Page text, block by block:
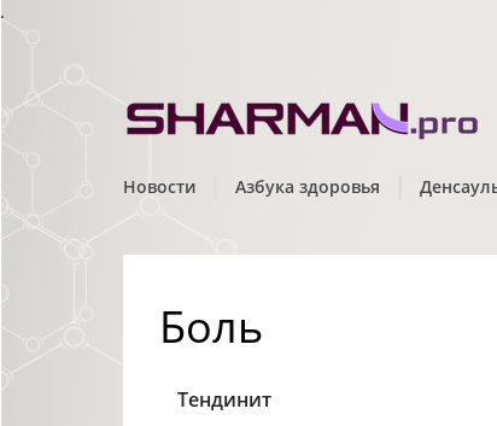
.
Новости Азбука здоровья
Боль
Тендинит